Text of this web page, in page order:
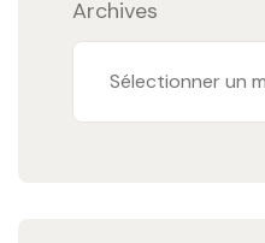
Archives